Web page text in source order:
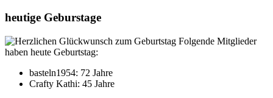
heutige Geburstage
Folgende Mitglieder
haben heute Geburtstag:
basteln1954: 72 Jahre
Crafty Kathi: 45 Jahre